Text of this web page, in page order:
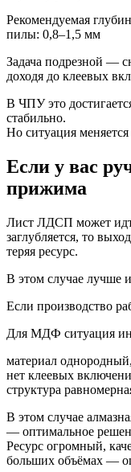
Рекомендуемая
пилы: 0,8–1,5 мм
Задача подрезной —
доходя до клеевых
В ЧПУ это
стабильно.
Но ситуация
Если у вас
прижима
Лист ЛДСП может
заглубляется, то
теряя ресурс.
В этом случае лучше
Если производство
Для МДФ ситуация
материал однородный,
нет клеевых
структура
В этом случае
— оптимальное
Ресурс огромный,
больших объёмах —